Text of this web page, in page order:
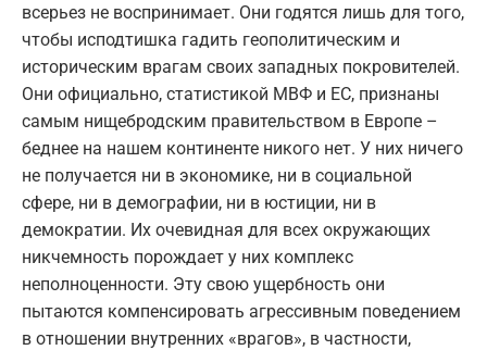
всерьез не воспринимает. Они годятся лишь для того,
чтобы исподтишка гадить геополитическим и
историческим врагам своих западных покровителей.
Они официально, статистикой МВФ и ЕС, признаны
самым нищебродским правительством в Европе –
беднее на нашем континенте никого нет. У них ничего
не получается ни в экономике, ни в социальной
сфере, ни в демографии, ни в юстиции, ни в
демократии. Их очевидная для всех окружающих
никчемность порождает у них комплекс
неполноценности. Эту свою ущербность они
пытаются компенсировать агрессивным поведением
в отношении внутренних «врагов», в частности,